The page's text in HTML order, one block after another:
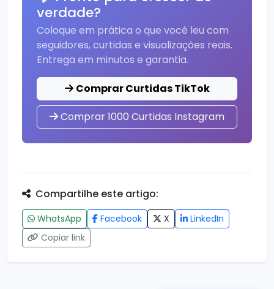
verdade?
Coloque em prática o que você leu com
seguidores, curtidas e visualizações reais.
Entrega em minutos e garantia.
Comprar Curtidas TikTok
Comprar 1000 Curtidas Instagram
Compartilhe este artigo:
WhatsApp Facebook X
LinkedIn
Copiar link